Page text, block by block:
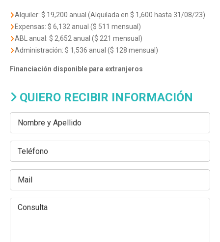
Alquiler: $ 19,200 anual (Alquilada en $ 1,600 hasta 31/08/23)
Expensas: $ 6,132 anual ($ 511 mensual)
ABL anual: $ 2,652 anual ($ 221 mensual)
Administración: $ 1,536 anual ($ 128 mensual)
Financiación disponible para extranjeros
QUIERO RECIBIR INFORMACIÓN